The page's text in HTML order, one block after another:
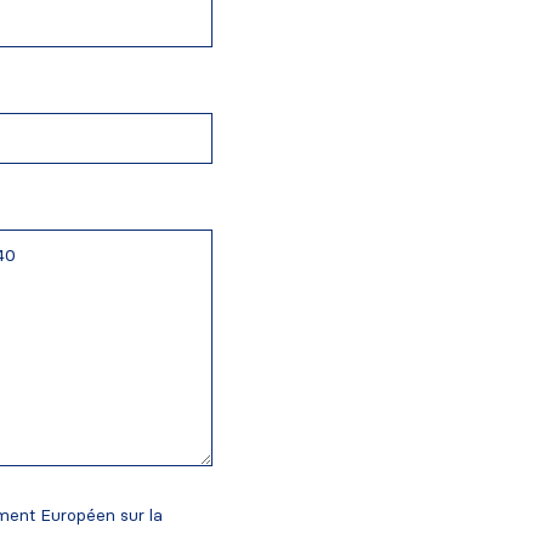
Européen sur la